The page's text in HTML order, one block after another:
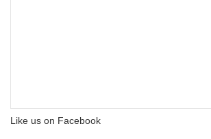
Like us on Facebook